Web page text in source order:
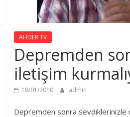
AHDER TV
Depremden
iletişim
18/01/2010 admin
Depremden sonra sevdiklerinizle